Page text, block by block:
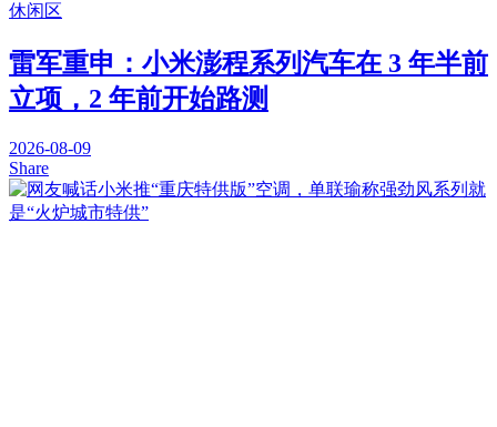
休闲区
雷军重申：小米澎程系列汽车在 3 年半前
立项，2 年前开始路测
2026-08-09
Share